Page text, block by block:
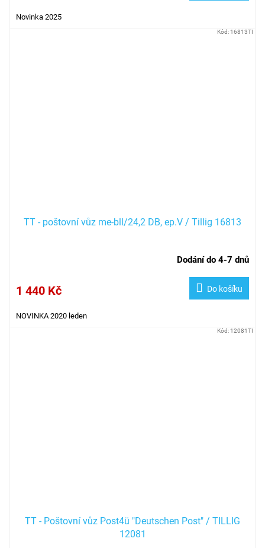
Novinka 2025
TT - poštovní vůz me-bll/24,2 DB, ep.V / Tillig 16813
Dodání do 4-7 dnů
1 440 Kč Do košíku
NOVINKA 2020 leden
Kód: 16813TI
TT - Poštovní vůz Post4ü "Deutschen Post" / TILLIG
12081
Kód: 12081TI